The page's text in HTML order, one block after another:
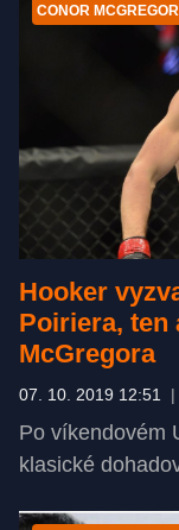
CONOR MCGREGOR
Hooker
Poiriera, ten
McGregora
07. 10. 2019 12:51
Po víkendovém
klasické